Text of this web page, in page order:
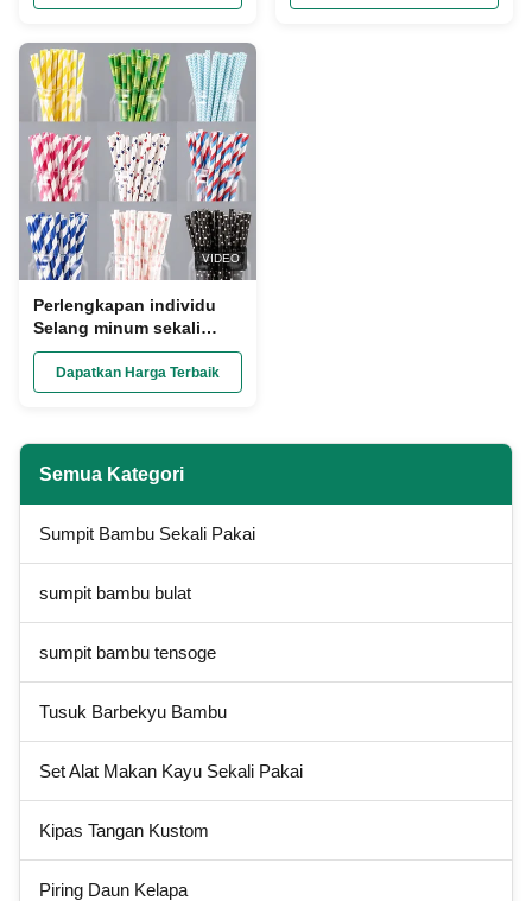
VIDEO
Perlengkapan individu
Selang minum sekali
pakai Warna khusus
bahan kelas makanan
Dapatkan Harga Terbaik
Semua Kategori
Sumpit Bambu Sekali Pakai
sumpit bambu bulat
sumpit bambu tensoge
Tusuk Barbekyu Bambu
Set Alat Makan Kayu Sekali Pakai
Kipas Tangan Kustom
Piring Daun Kelapa